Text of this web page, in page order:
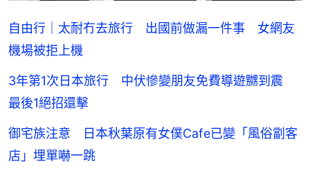
自由行｜太耐冇去旅行 出國前做漏一件事 女網友
機場被拒上機
3年第1次日本旅行 中伏慘變朋友免費導遊嬲到震
最後1絕招還擊
御宅族注意 日本秋葉原有女僕Cafe已變「風俗劏客
店」埋單嚇一跳